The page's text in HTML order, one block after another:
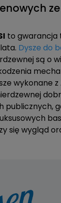
to gwarancja
Dysze do
są o
wykonane z
publicznych,
się wygląd